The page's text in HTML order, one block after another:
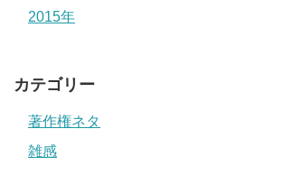
2015年
カテゴリー
著作権ネタ
雑感